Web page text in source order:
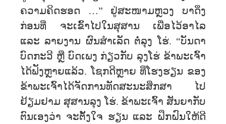
ຄວາມຄິດຮອດ …” ຢູ່ສະໜາມຫຼວງ ບາດິ່ງ
ກ່ອນທີ່ ຈະເຂົ້າໄປໃນສຸສານ ເພື່ອໄວ້ອາໄລ
ແລະ ລາຍງານ ຜົນສຳເລັດ ຕໍ່ລຸງ ໂຮ່. “ບັນດາ
ບົດກະວີ ຫຼື ບົດເພງ ກ່ຽວກັບ ລຸງໂຮ່ ຂ້າພະເຈົ້າ
ໄດ້ຟັງຫຼາຍແລ້ວ. ໂຊກດີຫຼາຍ ທີ່ໂຮງຮຽນ ຂອງ
ຂ້າພະເຈົ້າໄດ້ຈັດການທັດສະນະສຶກສາ ໄປ
ຢ້ຽມຢາມ ສຸສານລຸງ ໂຮ່. ຂ້າພະເຈົ້າ ສັນຍາກັບ
ຕົນເອງວ່າ ຈະຕັ້ງໃຈ ຮຽນ ແລະ ຝຶກຝົນໃຫ້ດີ